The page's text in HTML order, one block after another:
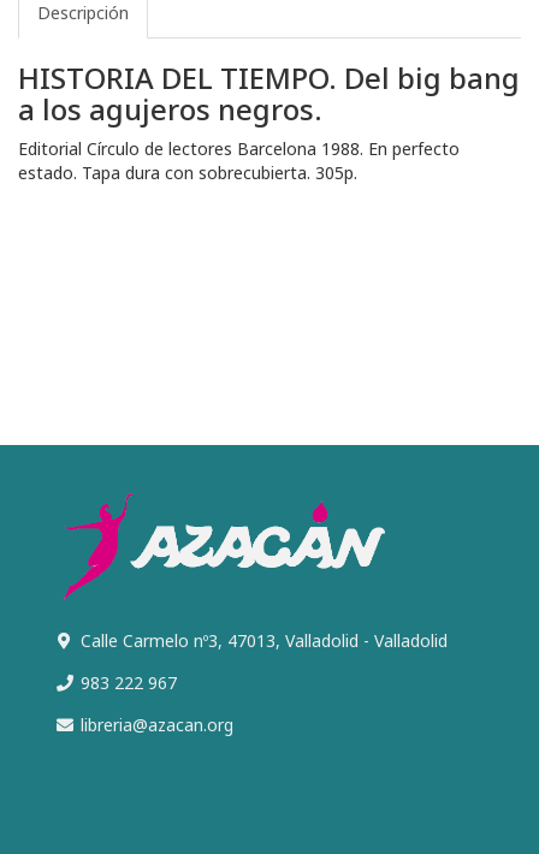
Descripción
HISTORIA DEL TIEMPO. Del big bang
a los agujeros negros.
Editorial Círculo de lectores Barcelona 1988. En perfecto
estado. Tapa dura con sobrecubierta. 305p.
Calle Carmelo nº3, 47013, Valladolid - Valladolid
983 222 967
libreria@azacan.org